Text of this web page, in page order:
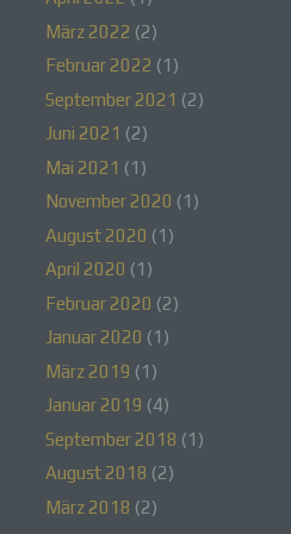
März 2022 (2)
Februar 2022 (1)
September 2021 (2)
Juni 2021 (2)
Mai 2021 (1)
November 2020 (1)
August 2020 (1)
April 2020 (1)
Februar 2020 (2)
Januar 2020 (1)
März 2019 (1)
Januar 2019 (4)
September 2018 (1)
August 2018 (2)
März 2018 (2)
a) personenbezogene
Personenbezogene
identifizierbare
„betroffene Person")
wird eine natürliche
oder indirekt,
Kennnummer, zu
Kennung oder zu einem
besonderen Merkmalen,
physischen,
psychischen,
sozialen Identität dieser